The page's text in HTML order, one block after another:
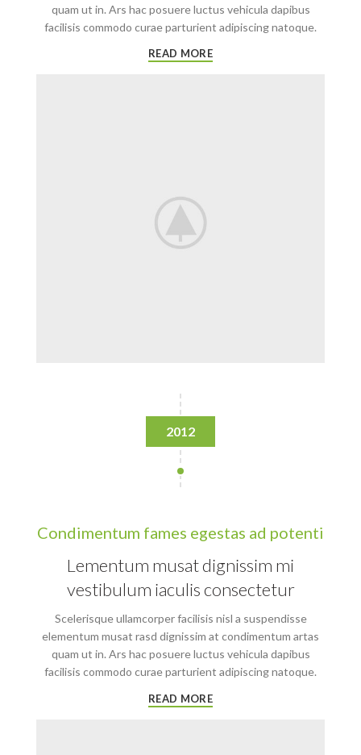
quam ut in. Ars hac posuere luctus vehicula dapibus
facilisis commodo curae parturient adipiscing natoque.
READ MORE
2012
Condimentum fames egestas ad potenti
Lementum musat dignissim mi
vestibulum iaculis consectetur
Scelerisque ullamcorper facilisis nisl a suspendisse
elementum musat rasd dignissim at condimentum artas
quam ut in. Ars hac posuere luctus vehicula dapibus
facilisis commodo curae parturient adipiscing natoque.
READ MORE